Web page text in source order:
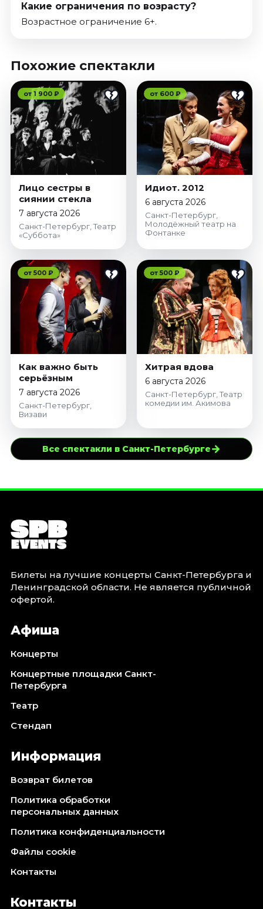
Какие ограничения по возрасту?
Возрастное ограничение 6+.
Похожие спектакли
от 1 900 ₽
Лицо сестры в
сиянии стекла
7 августа 2026
Санкт-Петербург, Театр
«Суббота»
от 600 ₽
Идиот. 2012
6 августа 2026
Санкт-Петербург,
Молодёжный театр на
Фонтанке
от 500 ₽
Как важно быть
серьёзным
7 августа 2026
Санкт-Петербург,
Визави
от 500 ₽
Хитрая вдова
6 августа 2026
Санкт-Петербург, Театр
комедии им. Акимова
Все спектакли в Санкт-Петербурге→
Билеты на лучшие концерты Санкт-Петербурга и
Ленинградской области. Не является публичной
офертой.
Афиша
Концерты
Концертные площадки Санкт-
Петербурга
Театр
Стендап
Информация
Возврат билетов
Политика обработки
персональных данных
Политика конфиденциальности
Файлы cookie
Контакты
Контакты